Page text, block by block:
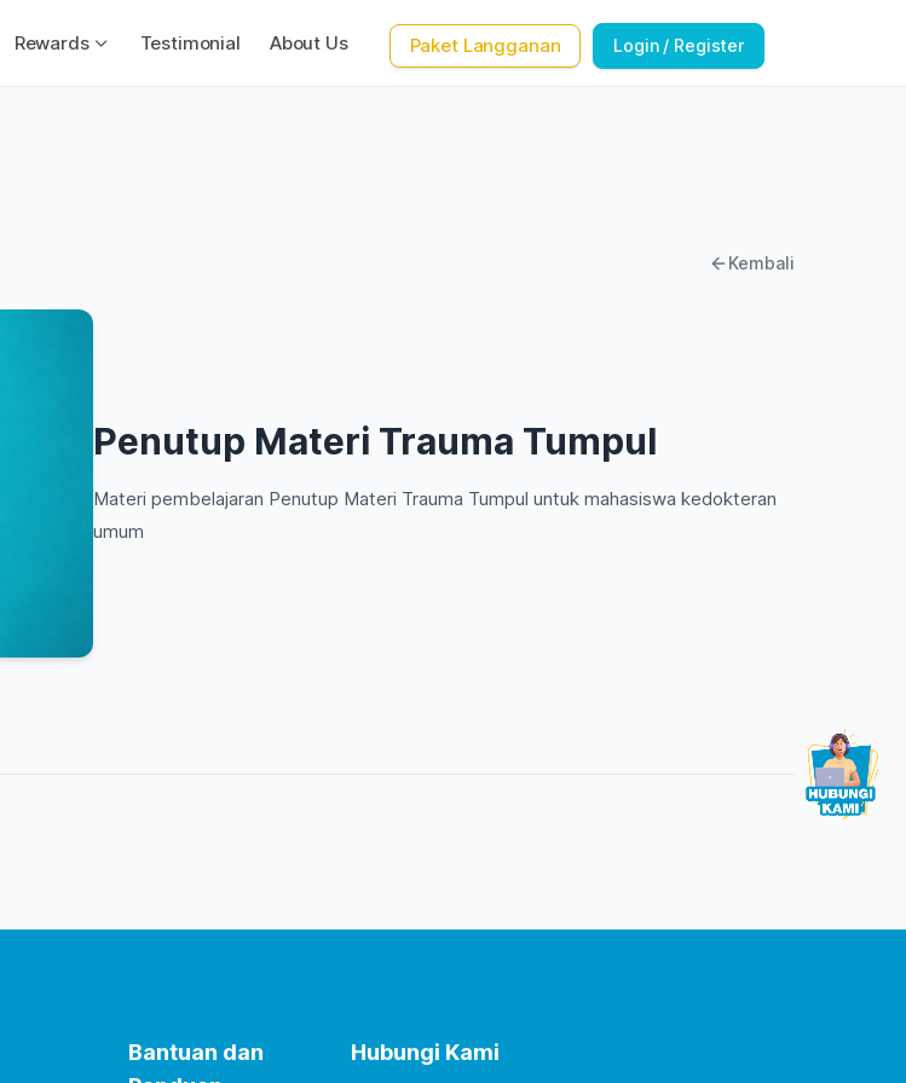
Rewards Testimonial About Us Paket Langganan Login / Register
Kembali
Penutup Materi Trauma Tumpul
Materi pembelajaran Penutup Materi Trauma Tumpul untuk mahasiswa kedokteran
umum
Bantuan dan
Hubungi Kami